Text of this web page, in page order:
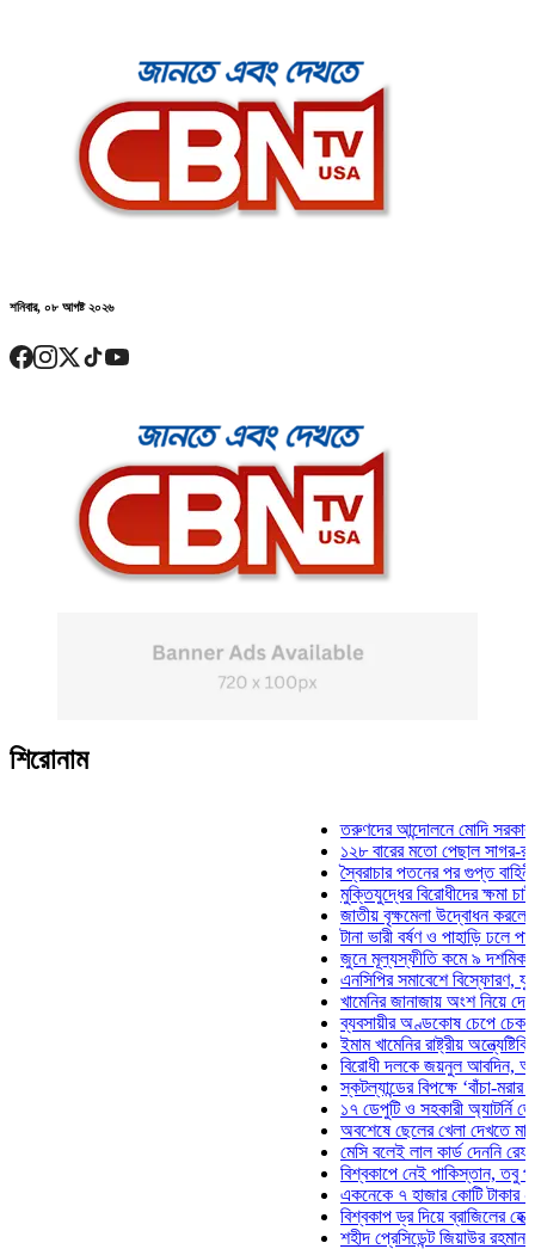
শনিবার, ০৮ আগষ্ট ২০২৬
শিরোনাম
তরুণদের আন্দোলনে মোদি সরকার দুর্বল
১২৮ বারের মতো পেছাল সাগর-রুনি
স্বৈরাচার পতনের পর গুপ্ত বাহিনীর
মুক্তিযুদ্ধের বিরোধীদের ক্ষমা চাইতে
জাতীয় বৃক্ষমেলা উদ্বোধন করলেন
টানা ভারী বর্ষণ ও পাহাড়ি ঢলে পানিবন্দি
জুনে মূল্যস্ফীতি কমে ৯ দশমিক ১৬
এনসিপির সমাবেশে বিস্ফোরণ,
খামেনির জানাজায় অংশ নিয়ে দেশে
ব্যবসায়ীর অণ্ডকোষ চেপে চেক-
ইমাম খামেনির রাষ্ট্রীয়
বিরোধী দলকে জয়নুল আবদিন, আপনারা
স্কটল্যান্ডের বিপক্ষে ‘বাঁচা-মরার
১৭ ডেপুটি ও সহকারী অ্যাটর্নি
অবশেষে ছেলের খেলা দেখতে মাঠে
মেসি বলেই লাল কার্ড দেননি রেফারি!
বিশ্বকাপে নেই পাকিস্তান, তবু
একনেকে ৭ হাজার কোটি টাকার ৫
বিশ্বকাপ ড্র দিয়ে ব্রাজিলের হেক্সা
শহীদ প্রেসিডেন্ট জিয়াউর রহমান